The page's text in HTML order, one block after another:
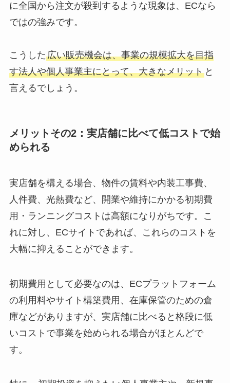
に全国から注文が殺到するような現象は、ECなら
ではの強みです。
こうした広い販売機会は、事業の規模拡大を目指
す法人や個人事業主にとって、大きなメリットと
言えるでしょう。
メリットその2：実店舗に比べて低コストで始
められる
実店舗を構える場合、物件の賃料や内装工事費、
人件費、光熱費など、開業や維持にかかる初期費
用・ランニングコストは高額になりがちです。こ
れに対し、ECサイトであれば、これらのコストを
大幅に抑えることができます。
初期費用として必要なのは、ECプラットフォーム
の利用料やサイト構築費用、在庫保管のための倉
庫などがありますが、実店舗に比べると格段に低
いコストで事業を始められる場合がほとんどで
す。